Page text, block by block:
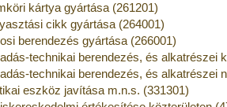
kártya gyártása (261201)
cikk gyártása (264001)
berendezés gyártása (266001)
technikai berendezés, és alkatrészei
technikai berendezés, és alkatrészei
eszköz javítása m.n.s. (331301)